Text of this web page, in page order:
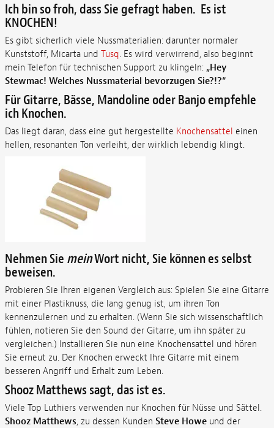
Ich bin so froh, dass Sie gefragt haben. Es ist
KNOCHEN!
Es gibt sicherlich viele Nussmaterialien: darunter normaler
Kunststoff, Micarta und Tusq. Es wird verwirrend, also beginnt
mein Telefon für technischen Support zu klingeln: „Hey
Stewmac! Welches Nussmaterial bevorzugen Sie?!?“
Für Gitarre, Bässe, Mandoline oder Banjo empfehle
ich Knochen.
Das liegt daran, dass eine gut hergestellte Knochensattel einen
hellen, resonanten Ton verleiht, der wirklich lebendig klingt.
Nehmen Sie meinWort nicht, Sie können es selbst
beweisen.
Probieren Sie Ihren eigenen Vergleich aus: Spielen Sie eine Gitarre
mit einer Plastiknuss, die lang genug ist, um ihren Ton
kennenzulernen und zu erhalten. (Wenn Sie sich wissenschaftlich
fühlen, notieren Sie den Sound der Gitarre, um ihn später zu
vergleichen.) Installieren Sie nun eine Knochensattel und hören
Sie erneut zu. Der Knochen erweckt Ihre Gitarre mit einem
besseren Angriff und Erhalt zum Leben.
Shooz Matthews sagt, das ist es.
Viele Top Luthiers verwenden nur Knochen für Nüsse und Sättel.
Shooz Matthews, zu dessen Kunden Steve Howeund der